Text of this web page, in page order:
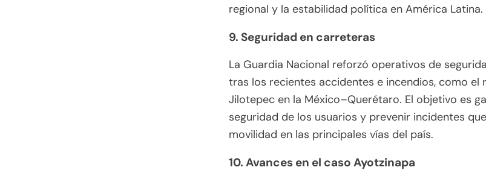
regional y la estabilidad política en América Latina.
9. Seguridad en carreteras
La Guardia Nacional reforzó operativos de
tras los recientes accidentes e incendios, como el
Jilotepec en la México–Querétaro. El objetivo es
seguridad de los usuarios y prevenir incidentes
movilidad en las principales vías del país.
10. Avances en el caso Ayotzinapa